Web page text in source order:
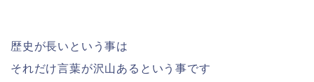
歴史が長いという事は
それだけ言葉が沢山あるという事です